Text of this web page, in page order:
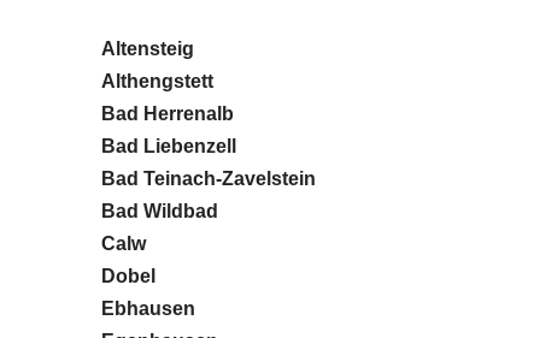
Altensteig
Althengstett
Bad Herrenalb
Bad Liebenzell
Bad Teinach-Zavelstein
Bad Wildbad
Calw
Dobel
Ebhausen